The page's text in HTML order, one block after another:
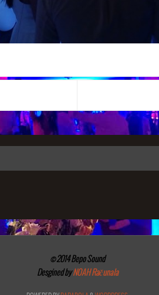
© 2014 Bepo Sound
Desgined byNOAH Računala